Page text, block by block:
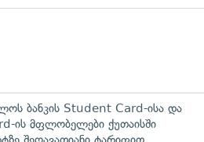
ბანკის Student Card-ისა და
ის მფლობელები ქუთაისში